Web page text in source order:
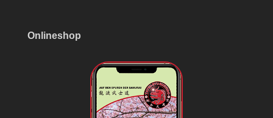
Onlineshop